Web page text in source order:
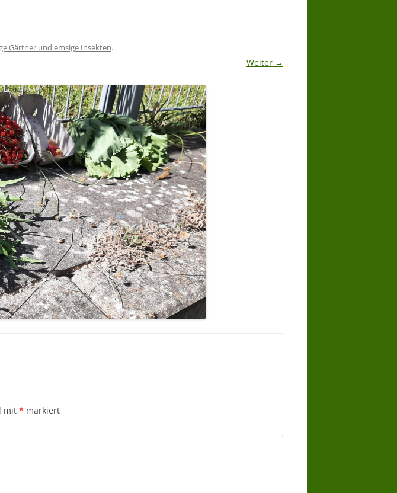
Gärtner und emsige Insekten.
Weiter →
mit * markiert